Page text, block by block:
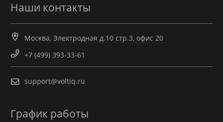
Наши контакты
Москва, Электродная д.10 стр.3, офис 20
+7 (499) 393-33-61
support@voltiq.ru
График работы